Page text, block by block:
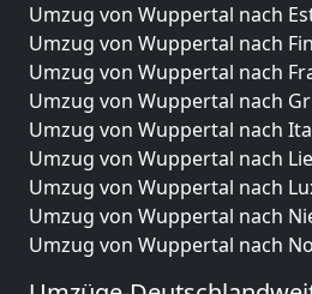
Umzug von Wuppertal nach
Umzug von Wuppertal nach
Umzug von Wuppertal nach
Umzug von Wuppertal nach
Umzug von Wuppertal nach
Umzug von Wuppertal nach
Umzug von Wuppertal nach
Umzug von Wuppertal nach
Umzug von Wuppertal nach